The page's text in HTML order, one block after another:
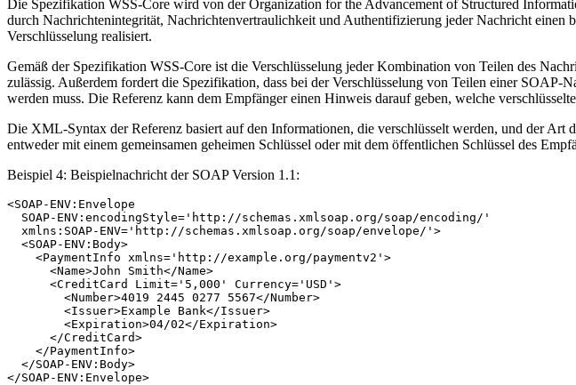
Die Spezifikation WSS-Core wird von der Organization for the Advancement of Structured
durch Nachrichtenintegrität, Nachrichtenvertraulichkeit und Authentifizierung jeder Nachricht
Verschlüsselung realisiert.
Gemäß der Spezifikation WSS-Core ist die Verschlüsselung jeder Kombination von Teilen des
zulässig. Außerdem fordert die Spezifikation, dass bei der Verschlüsselung von Teilen einer SOAP-
werden muss. Die Referenz kann dem Empfänger einen Hinweis darauf geben, welche
Die XML-Syntax der Referenz basiert auf den Informationen, die verschlüsselt werden, und der Art
entweder mit einem gemeinsamen geheimen Schlüssel oder mit dem öffentlichen Schlüssel des
Beispiel 4: Beispielnachricht der SOAP Version 1.1:
<SOAP-ENV:Envelope
  SOAP-ENV:encodingStyle='http://schemas.xmlsoap.org/soap/encoding/'
  xmlns:SOAP-ENV='http://schemas.xmlsoap.org/soap/envelope/'>
  <SOAP-ENV:Body>
    <PaymentInfo xmlns='http://example.org/paymentv2'>
      <Name>John Smith</Name>
      <CreditCard Limit='5,000' Currency='USD'>
        <Number>4019 2445 0277 5567</Number>
        <Issuer>Example Bank</Issuer>
        <Expiration>04/02</Expiration>
      </CreditCard>
    </PaymentInfo>
  </SOAP-ENV:Body>
</SOAP-ENV:Envelope>